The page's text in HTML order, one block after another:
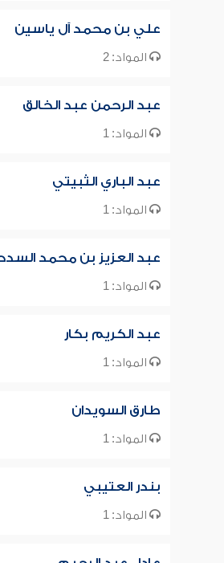
علي بن محمد آل ياسين
المواد: 2
عبد الرحمن عبد الخالق
المواد: 1
عبد الباري الثبيتي
المواد: 1
عبد العزيز بن محمد
المواد: 1
عبد الكريم بكار
المواد: 1
طارق السويدان
المواد: 1
بندر العتيبي
المواد: 1